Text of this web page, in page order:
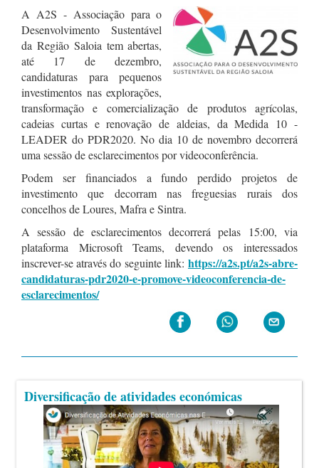
A A2S - Associação para o
Desenvolvimento Sustentável
da Região Saloia tem abertas,
até 17 de dezembro,
candidaturas para pequenos
investimentos nas explorações,
transformação e comercialização de produtos agrícolas,
cadeias curtas e renovação de aldeias, da Medida 10 -
LEADER do PDR2020. No dia 10 de novembro decorrerá
uma sessão de esclarecimentos por videoconferência.
Podem ser financiados a fundo perdido projetos de
investimento que decorram nas freguesias rurais dos
concelhos de Loures, Mafra e Sintra.
A sessão de esclarecimentos decorrerá pelas 15:00, via
plataforma Microsoft Teams, devendo os interessados
inscrever-se através do seguinte link: https://a2s.pt/a2s-abre-
candidaturas-pdr2020-e-promove-videoconferencia-de-
esclarecimentos/
Diversificação de atividades económicas